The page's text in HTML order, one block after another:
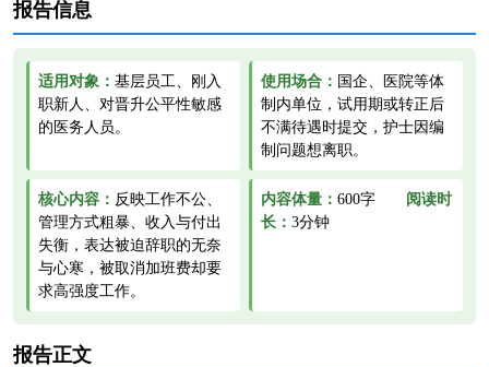
报告信息
适用对象： 基层员工、刚入
职新人、对晋升公平性敏感
的医务人员。
使用场合： 国企、医院等体
制内单位，试用期或转正后
不满待遇时提交，护士因编
制问题想离职。
核心内容： 反映工作不公、
管理方式粗暴、收入与付出
失衡，表达被迫辞职的无奈
与心寒，被取消加班费却要
求高强度工作。
内容体量： 600字
阅读时
长： 3分钟
报告正文